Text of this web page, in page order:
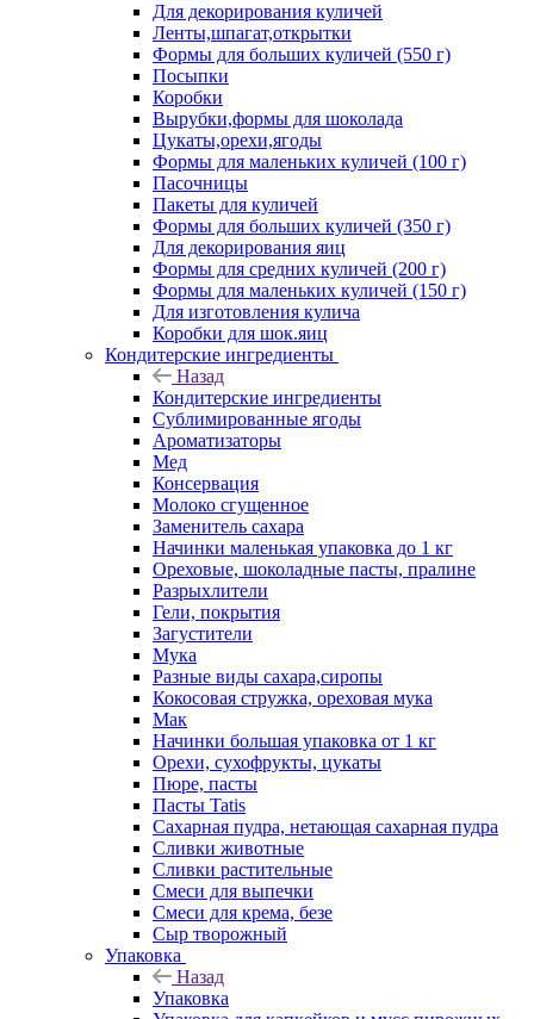
Для декорирования куличей
Ленты,шпагат,открытки
Формы для больших куличей (550 г)
Посыпки
Коробки
Вырубки,формы для шоколада
Цукаты,орехи,ягоды
Формы для маленьких куличей (100 г)
Пасочницы
Пакеты для куличей
Формы для больших куличей (350 г)
Для декорирования яиц
Формы для средних куличей (200 г)
Формы для маленьких куличей (150 г)
Для изготовления кулича
Коробки для шок.яиц
Кондитерские ингредиенты
Назад
Кондитерские ингредиенты
Сублимированные ягоды
Ароматизаторы
Мед
Консервация
Молоко сгущенное
Заменитель сахара
Начинки маленькая упаковка до 1 кг
Ореховые, шоколадные пасты, пралине
Разрыхлители
Гели, покрытия
Загустители
Мука
Разные виды сахара,сиропы
Кокосовая стружка, ореховая мука
Мак
Начинки большая упаковка от 1 кг
Орехи, сухофрукты, цукаты
Пюре, пасты
Пасты Tatis
Сахарная пудра, нетающая сахарная пудра
Сливки животные
Сливки растительные
Смеси для выпечки
Смеси для крема, безе
Сыр творожный
Упаковка
Назад
Упаковка